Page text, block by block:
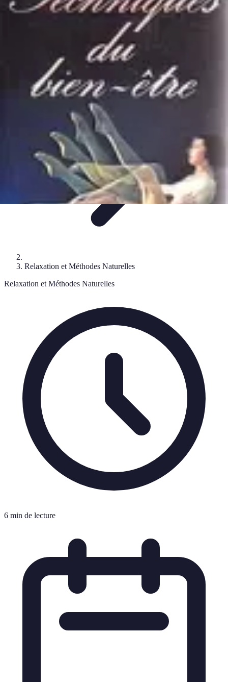
Solutions Insomnie
Pratiques de MéditationMéditation et
Comprendre l'Insomnie
Solutions Insomnie
Relaxation et Méthodes Naturelles
Relaxation et Méthodes Naturelles
6 min de lecture